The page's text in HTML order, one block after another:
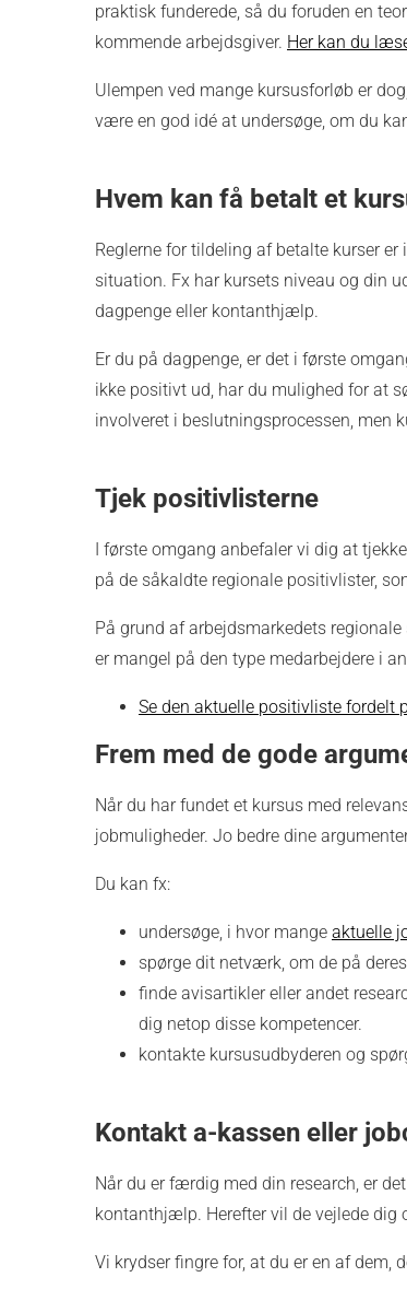
praktisk funderede, så du foruden en
kommende arbejdsgiver. Her kan du
Ulempen ved mange kursusforløb er
være en god idé at undersøge, om du
Hvem kan få betalt et
Reglerne for tildeling af betalte kurser
situation. Fx har kursets niveau og din
dagpenge eller kontanthjælp.
Er du på dagpenge, er det i første
ikke positivt ud, har du mulighed for at
involveret i beslutningsprocessen, men
Tjek positivlisterne
I første omgang anbefaler vi dig at
på de såkaldte regionale positivlister,
På grund af arbejdsmarkedets
er mangel på den type medarbejdere i
Se den aktuelle positivliste fordelt
Frem med de gode
Når du har fundet et kursus med
jobmuligheder. Jo bedre dine
Du kan fx:
undersøge, i hvor mange aktuelle
spørge dit netværk, om de på
finde avisartikler eller andet
dig netop disse kompetencer.
kontakte kursusudbyderen og
Kontakt a-kassen eller
Når du er færdig med din research, er
kontanthjælp. Herefter vil de vejlede dig
Vi krydser fingre for, at du er en af dem,